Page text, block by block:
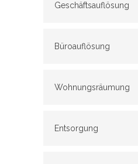
Geschäftsauflösung
Büroauflösung
Wohnungsräumung
Entsorgung